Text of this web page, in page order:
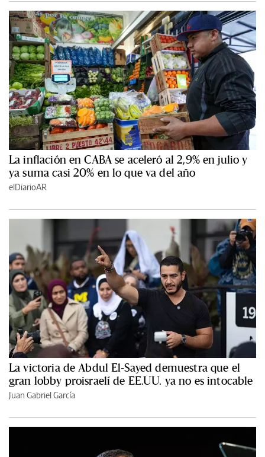
La inflación en CABA se aceleró al 2,9% en julio y
ya suma casi 20% en lo que va del año
elDiarioAR
La victoria de Abdul El-Sayed demuestra que el
gran lobby proisraelí de EE.UU. ya no es intocable
Juan Gabriel García